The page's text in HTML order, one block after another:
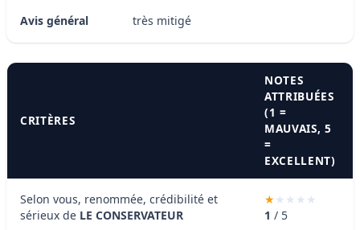
Avis général très mitigé
CRITÈRES
NOTES
ATTRIBUÉES
(1 =
MAUVAIS, 5
=
EXCELLENT)
Selon vous, renommée, crédibilité et
sérieux de LE CONSERVATEUR 1 / 5